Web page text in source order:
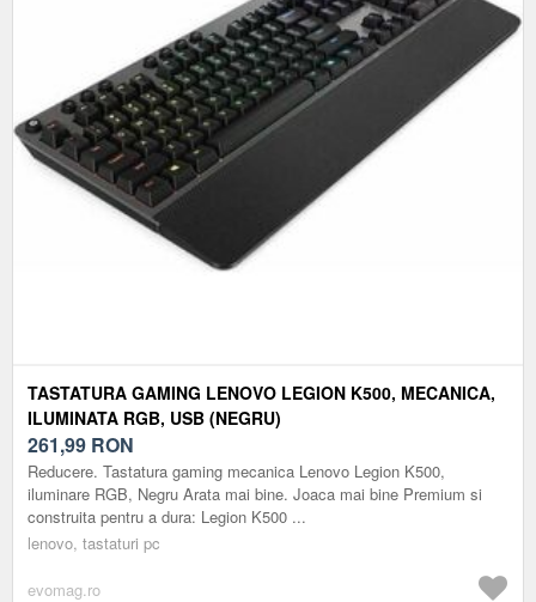
TASTATURA GAMING LENOVO LEGION K500, MECANICA,
ILUMINATA RGB, USB (NEGRU)
261,99 RON
Reducere. Tastatura gaming mecanica Lenovo Legion K500,
iluminare RGB, Negru Arata mai bine. Joaca mai bine Premium si
construita pentru a dura: Legion K500 ...
lenovo, tastaturi pc
evomag.ro